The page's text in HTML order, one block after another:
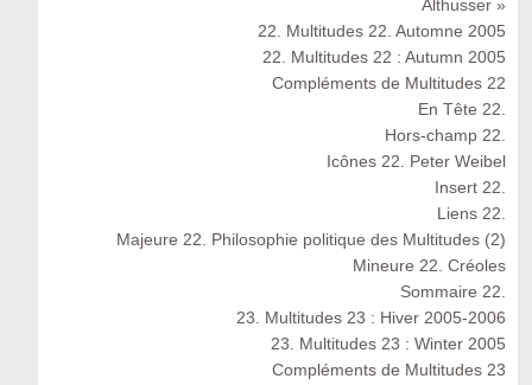
Althusser »
22. Multitudes 22. Automne 2005
22. Multitudes 22 : Autumn 2005
Compléments de Multitudes 22
En Tête 22.
Hors-champ 22.
Icônes 22. Peter Weibel
Insert 22.
Liens 22.
Majeure 22. Philosophie politique des Multitudes (2)
Mineure 22. Créoles
Sommaire 22.
23. Multitudes 23 : Hiver 2005-2006
23. Multitudes 23 : Winter 2005
Compléments de Multitudes 23